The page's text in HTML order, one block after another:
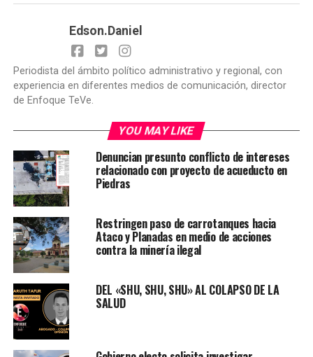
Edson.Daniel
Periodista del ámbito político administrativo y regional, con
experiencia en diferentes medios de comunicación, director
de Enfoque TeVe.
YOU MAY LIKE
Denuncian presunto conflicto de intereses
relacionado con proyecto de acueducto en
Piedras
Restringen paso de carrotanques hacia
Ataco y Planadas en medio de acciones
contra la minería ilegal
DEL «SHU, SHU, SHU» AL COLAPSO DE LA
SALUD